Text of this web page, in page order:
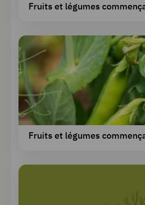
Fruits et légumes
Fruits et légumes